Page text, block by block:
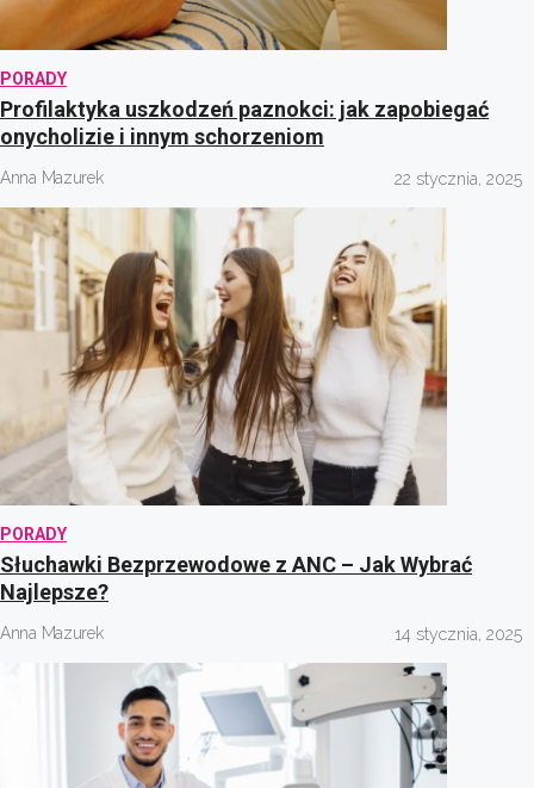
PORADY
Profilaktyka uszkodzeń paznokci: jak zapobiegać
onycholizie i innym schorzeniom
Anna Mazurek 22 stycznia, 2025
PORADY
Słuchawki Bezprzewodowe z ANC – Jak Wybrać
Najlepsze?
Anna Mazurek 14 stycznia, 2025